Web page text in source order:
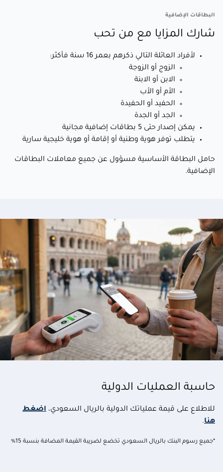
البطاقات الإضافية
شارك المزايا مع من تحب
لأفراد العائلة التالي ذكرهم بعمر 16 سنة فأكثر:
الزوج أو الزوجة
الابن أو الابنة
الأم أو الأب
الحفيد أو الحفيدة
الجد أو الجدة
يمكن إصدار حتى 5 بطاقات إضافية مجانية
يتطلب توفر هوية وطنية أو إقامة أو هوية خليجية سارية
حامل البطاقة الأساسية مسؤول عن جميع معاملات البطاقات
الإضافية.
حاسبة العمليات الدولية
للاطلاع على قيمة عملياتك الدولية بالريال السعودي، اضغط
هنا.
*جميع رسوم البنك بالريال السعودي تخضع لضريبة القيمة المضافة بنسبة 15%